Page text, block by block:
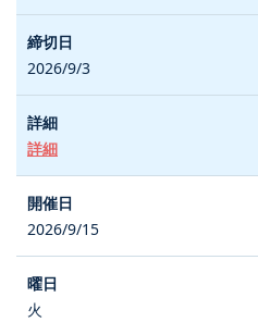
2026/9/3
詳細
2026/9/15
火